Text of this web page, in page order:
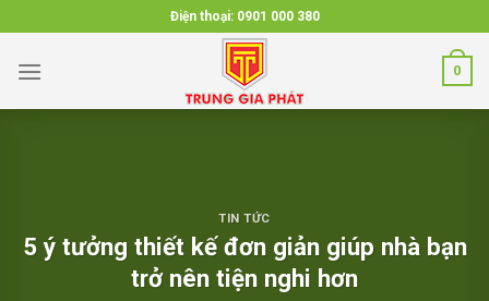
to
content
Điện thoại: 0901 000 380
0
TIN TỨC
5 ý tưởng thiết kế đơn giản giúp nhà bạn
trở nên tiện nghi hơn